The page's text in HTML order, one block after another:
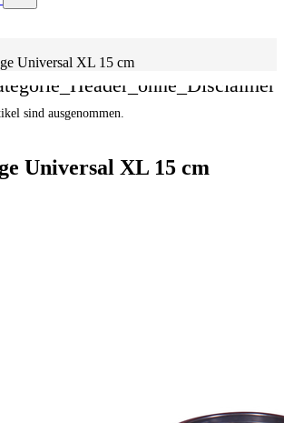
submenu)
Universal XL 15 cm
sind ausgenommen.
Universal XL 15 cm